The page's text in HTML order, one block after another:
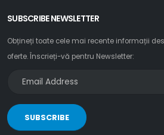
SUBSCRIBE NEWSLETTER
Obțineți toate cele mai recente informații
oferte. Înscrieți-vă pentru Newsletter:
SUBSCRIBE